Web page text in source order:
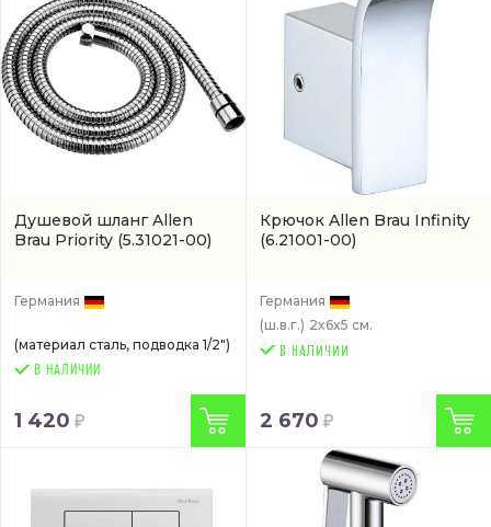
Душевой шланг Allen
Brau Priority (5.31021-00)
Германия
(материал сталь, подводка 1/2")
В НАЛИЧИИ
1 420
Крючок Allen Brau Infinity
(6.21001-00)
Германия
(ш.в.г.) 2x6x5 см.
2 670